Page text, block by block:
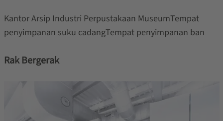
Kantor Arsip Industri Perpustakaan MuseumTempat
penyimpanan suku cadangTempat penyimpanan ban
Rak Bergerak